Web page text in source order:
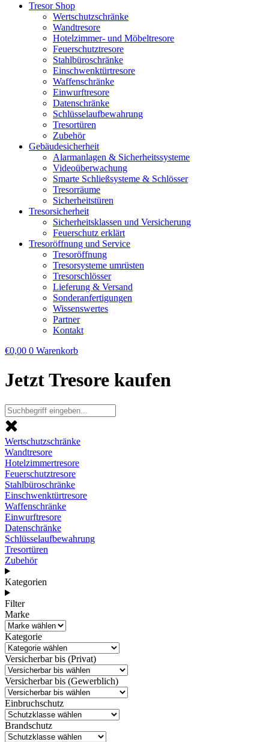
Tresor Shop
Wertschutzschränke
Wandtresore
Hotelzimmer- und Möbeltresore
Feuerschutztresore
Stahlbüroschränke
Einschwenktürtresore
Waffenschränke
Einwurftresore
Datenschränke
Schlüsselaufbewahrung
Tresortüren
Zubehör
Gebäudesicherheit
Alarmanlagen & Sicherheitssysteme
Videoüberwachung
Smarte Schließsysteme & Schlösser
Tresorräume
Sicherheitstüren
Tresorsicherheit
Sicherheitsklassen und Versicherung
Feuerschutz erklärt
Tresoröffnung und Service
Tresoröffnung
Tresorsysteme umrüsten
Tresorschlösser
Lieferung & Versand
Sonderanfertigungen
Wissenswertes
Partner
Kontakt
€0,00 0 Warenkorb
Jetzt Tresore kaufen
Wertschutzschränke
Wandtresore
Hotelzimmertresore
Feuerschutztresore
Stahlbüroschränke
Einschwenktürtresore
Waffenschränke
Einwurftresore
Datenschränke
Schlüsselaufbewahrung
Tresortüren
Zubehör
Kategorien
Filter
Marke
Kategorie
Versicherbar bis (Privat)
Versicherbar bis (Gewerblich)
Einbruchschutz
Brandschutz